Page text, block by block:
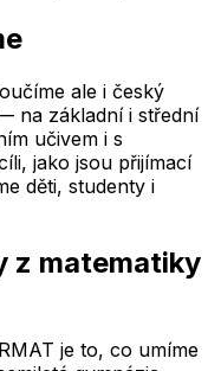
ale i český
na základní i střední
učivem i s
jako jsou přijímací
děti, studenty i
z matematiky
je to, co umíme